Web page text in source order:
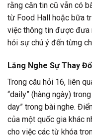
rằng căn tin cũ vẫn có
từ Food Hall hoặc bữa
việc thông tin được đưa
hỏi sự chú ý đến từng
Lắng Nghe Sự Thay
Trong câu hỏi 16, liên
“daily” (hàng ngày)
day” trong bài nghe.
của một quốc gia khác
cho việc các từ khóa